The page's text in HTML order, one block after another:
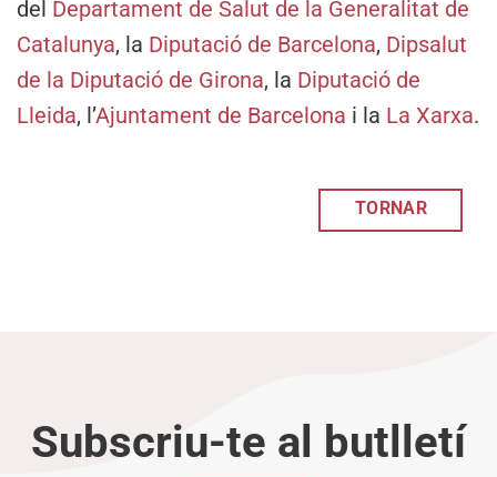
del Departament de Salut de la Generalitat de
Catalunya, la Diputació de Barcelona, Dipsalut
de la Diputació de Girona, la Diputació de
Lleida, l’Ajuntament de Barcelona i la La Xarxa.
TORNAR
Subscriu-te al butlletí